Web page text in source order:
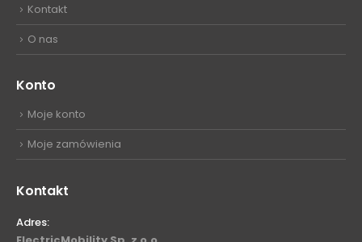
Kontakt
O nas
Konto
Moje konto
Moje zamówienia
Kontakt
Adres: